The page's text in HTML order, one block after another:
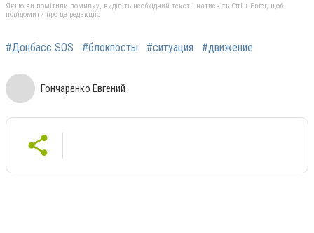
Якщо ви помітили помилку, виділіть необхідний текст і натисніть Ctrl + Enter, щоб
повідомити про це редакцію
#Донбасс SOS #блокпосты #ситуация #движение
Гончаренко Евгений